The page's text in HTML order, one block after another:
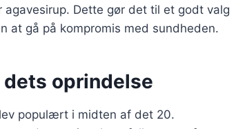
Dette gør det til et godt valg
at gå på kompromis med sundheden.
oprindelse
populært i midten af det 20.